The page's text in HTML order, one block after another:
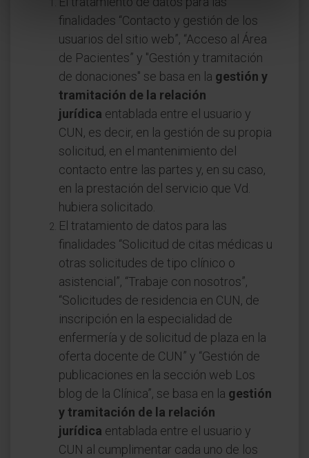
finalidades “Contacto y gestión de los
usuarios del sitio web”, “Acceso al Área
de Pacientes” y "Gestión y tramitación
de donaciones" se basa en la gestión y
tramitación de la relación
jurídica entablada entre el usuario y
CUN, es decir, en la gestión de su propia
solicitud, en el mantenimiento del
contacto entre las partes y, en su caso,
en la prestación del servicio que Vd.
hubiera solicitado.
El tratamiento de datos para las
finalidades “Solicitud de citas médicas u
otras solicitudes de tipo clínico o
asistencial”, “Trabaje con nosotros”,
“Solicitudes de residencia en CUN, de
inscripción en la especialidad de
enfermería y de solicitud de plaza en la
oferta docente de CUN” y “Gestión de
publicaciones en la sección web Los
blog de la Clínica”, se basa en la gestión
y tramitación de la relación
jurídica entablada entre el usuario y
CUN al cumplimentar cada uno de los